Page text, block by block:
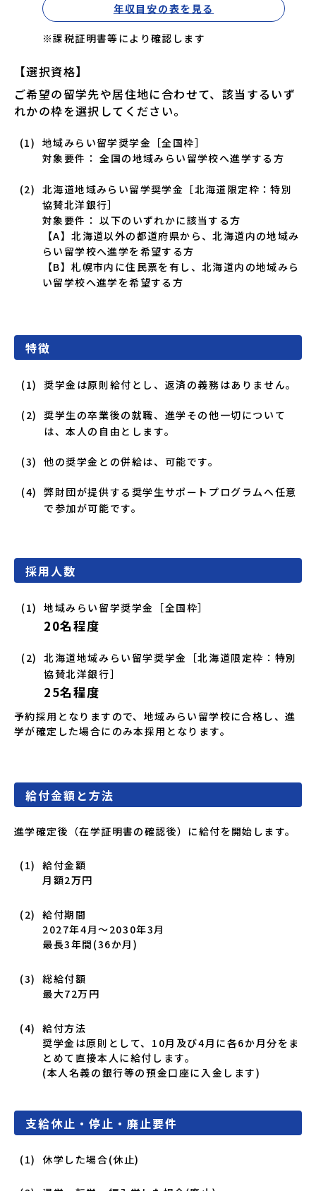
年収目安の表を見る
※課税証明書等により確認します
【選択資格】
ご希望の留学先や居住地に合わせて、該当するいず
れかの枠を選択してください。
地域みらい留学奨学金［全国枠］
対象要件： 全国の地域みらい留学校へ進学する方
北海道地域みらい留学奨学金［北海道限定枠：特別
協賛北洋銀行］
対象要件： 以下のいずれかに該当する方
【A】北海道以外の都道府県から、北海道内の地域み
らい留学校へ進学を希望する方
【B】札幌市内に住民票を有し、北海道内の地域みら
い留学校へ進学を希望する方
特徴
奨学金は原則給付とし、返済の義務はありません。
奨学生の卒業後の就職、進学その他一切について
は、本人の自由とします。
他の奨学金との併給は、可能です。
弊財団が提供する奨学生サポートプログラムへ任意
で参加が可能です。
採用人数
地域みらい留学奨学金［全国枠］
20名程度
北海道地域みらい留学奨学金［北海道限定枠：特別
協賛北洋銀行］
25名程度
予約採用となりますので、地域みらい留学校に合格し、進
学が確定した場合にのみ本採用となります。
給付金額と方法
進学確定後（在学証明書の確認後）に給付を開始します。
給付金額
月額2万円
給付期間
2027年4月〜2030年3月
最長3年間(36か月)
総給付額
最大72万円
給付方法
奨学金は原則として、10月及び4月に各6か月分をま
とめて直接本人に給付します。
(本人名義の銀行等の預金口座に入金します)
支給休止・停止・廃止要件
休学した場合(休止)